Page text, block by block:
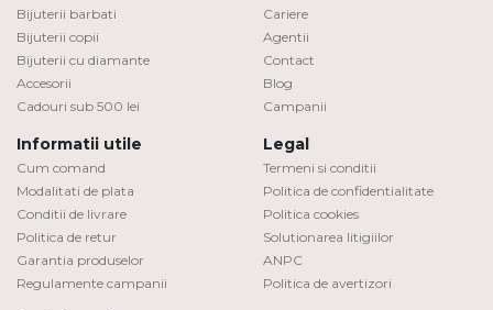
Bijuterii barbati
Bijuterii copii
Bijuterii cu diamante
Accesorii
Cadouri sub 500 lei
Cariere
Agentii
Contact
Blog
Campanii
Informatii utile
Cum comand
Modalitati de plata
Conditii de livrare
Politica de retur
Garantia produselor
Regulamente campanii
Legal
Termeni si conditii
Politica de confidentialitate
Politica cookies
Solutionarea litigiilor
ANPC
Politica de avertizori